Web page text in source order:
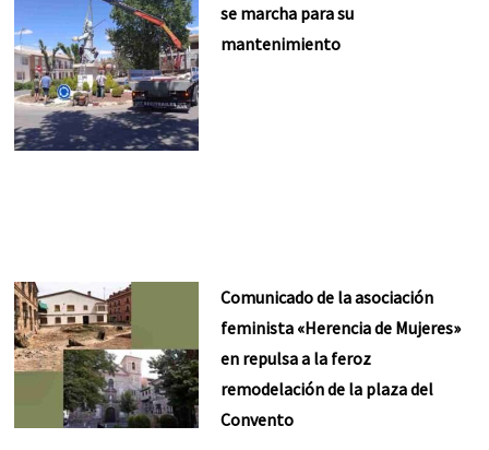
se marcha para su
mantenimiento
Comunicado de la asociación
feminista «Herencia de Mujeres»
en repulsa a la feroz
remodelación de la plaza del
Convento